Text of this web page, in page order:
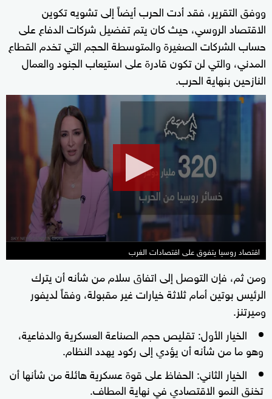
ووفق التقرير، فقد أدت الحرب أيضاً إلى تشويه تكوين
الاقتصاد الروسي، حيث كان يتم تفضيل شركات الدفاع على
حساب الشركات الصغيرة والمتوسطة الحجم التي تخدم القطاع
المدني، والتي لن تكون قادرة على استيعاب الجنود والعمال
النازحين بنهاية الحرب.
seconds
seconds
اقتصاد روسيا يتفوق على اقتصادات الغرب
ومن ثم، فإن التوصل إلى اتفاق سلام من شأنه أن يترك
الرئيس بوتين أمام ثلاثة خيارات غير مقبولة، وفقاً لديفور
وميرتنز.
الخيار الأول: تقليص حجم الصناعة العسكرية والدفاعية،
وهو ما من شأنه أن يؤدي إلى ركود يهدد النظام.
الخيار الثاني: الحفاظ على قوة عسكرية هائلة من شأنها أن
تخنق النمو الاقتصادي في نهاية المطاف.